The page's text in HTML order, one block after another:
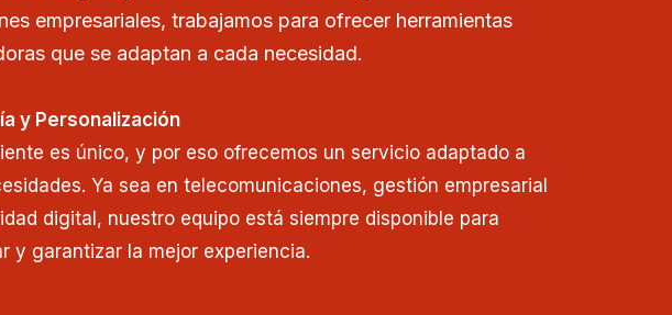
empresariales, trabajamos para ofrecer herramientas
que se adaptan a cada necesidad.
y Personalización
es único, y por eso ofrecemos un servicio adaptado a
Ya sea en telecomunicaciones, gestión empresarial
digital, nuestro equipo está siempre disponible para
y garantizar la mejor experiencia.